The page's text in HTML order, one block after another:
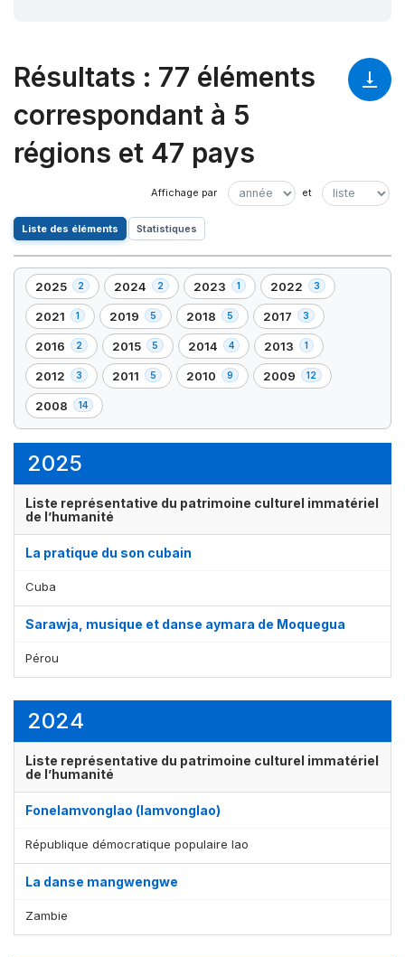
Résultats : 77 éléments
correspondant à 5
régions et 47 pays
Liste des éléments Statistiques
2025 2
,
2
élément(s)
2024 2
,
2
élément(s)
2023 1
,
1
élément(s)
2022 3
,
3
élément(s)
2021 1
,
1
élément(s)
2019 5
,
5
élément(s)
2018 5
,
5
élément(s)
2017 3
,
3
élément(s)
2016 2
,
2
élément(s)
2015 5
,
5
élément(s)
2014 4
,
4
élément(s)
2013 1
,
1
élément(s)
2012 3
,
3
élément(s)
2011 5
,
2010 9
,
2009 12
,
2008 14
,
14
2025
Liste représentative du patrimoine culturel immatériel
de l’humanité
La pratique du son cubain
Cuba
Sarawja, musique et danse aymara de Moquegua
Pérou
2024
Liste représentative du patrimoine culturel immatériel
de l’humanité
Fonelamvonglao (lamvonglao)
République démocratique populaire lao
La danse mangwengwe
Zambie